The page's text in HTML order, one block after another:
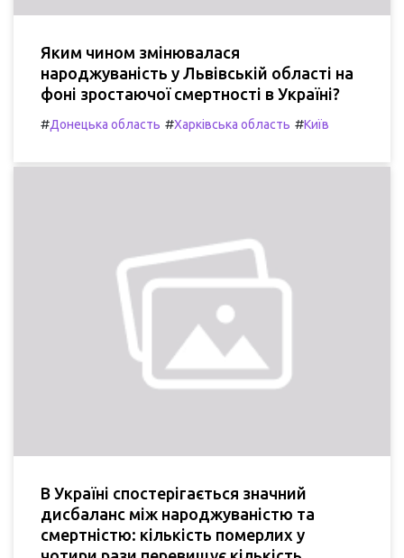
Яким чином змінювалася
народжуваність у Львівській області на
фоні зростаючої смертності в Україні?
#Донецька область #Харківська область #Київ
В Україні спостерігається значний
дисбаланс між народжуваністю та
смертністю: кількість померлих у